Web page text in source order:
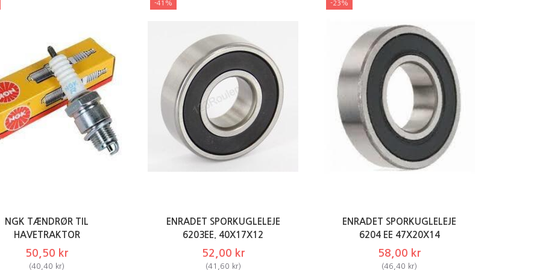
NGK TÆNDRØR TIL
HAVETRAKTOR
50,50 kr
(40,40 kr)
-41%
ENRADET SPORKUGLELEJE
6203EE. 40X17X12
52,00 kr
(41,60 kr)
-23%
ENRADET SPORKUGLELEJE
6204 EE 47X20X14
58,00 kr
(46,40 kr)